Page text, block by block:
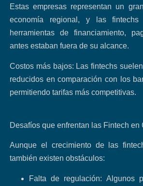
Estas empresas representan un
economía regional, y las fintechs
herramientas de financiamiento,
antes estaban fuera de su alcance.
Costos más bajos: Las fintechs
reducidos en comparación con los
permitiendo tarifas más competitivas.
Desafíos que enfrentan las Fintech en
Aunque el crecimiento de las
también existen obstáculos:
Falta de regulación: Algunos